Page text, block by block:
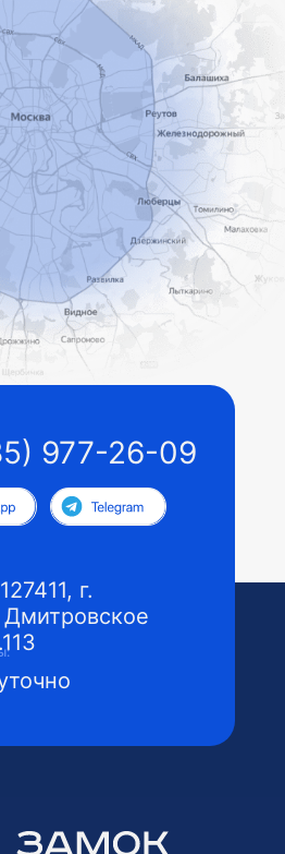
977-26-09
г.
Telegram